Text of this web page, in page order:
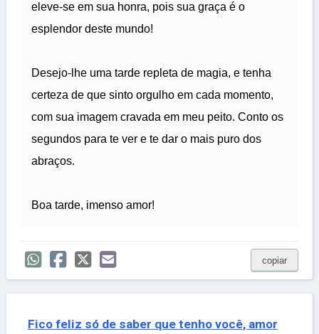
eleve-se em sua honra, pois sua graça é o
esplendor deste mundo!
Desejo-lhe uma tarde repleta de magia, e tenha
certeza de que sinto orgulho em cada momento,
com sua imagem cravada em meu peito. Conto os
segundos para te ver e te dar o mais puro dos
abraços.
Boa tarde, imenso amor!
copiar
Fico feliz só de saber que tenho você, amor